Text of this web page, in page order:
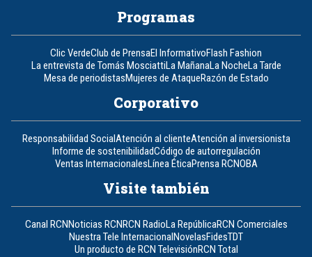
Programas
Clic VerdeClub de PrensaEl InformativoFlash Fashion
La entrevista de Tomás MosciattiLa MañanaLa NocheLa Tarde
Mesa de periodistasMujeres de AtaqueRazón de Estado
Corporativo
Responsabilidad SocialAtención al clienteAtención al inversionista
Informe de sostenibilidadCódigo de autorregulación
Ventas InternacionalesLínea ÉticaPrensa RCNOBA
Visite también
Canal RCNNoticias RCNRCN RadioLa RepúblicaRCN Comerciales
Nuestra Tele InternacionalNovelasFidesTDT
Un producto de RCN TelevisiónRCN Total